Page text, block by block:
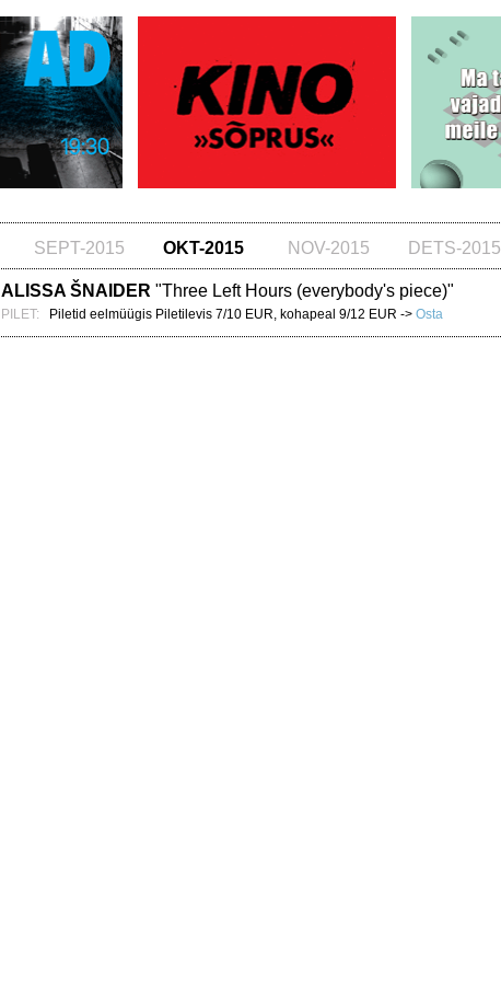
SEPT-2015 OKT-2015 NOV-2015 DETS-2015
ALISSA ŠNAIDER "Three Left Hours (everybody's piece)"
PILET: Piletid eelmüügis Piletilevis 7/10 EUR, kohapeal 9/12 EUR -> Osta